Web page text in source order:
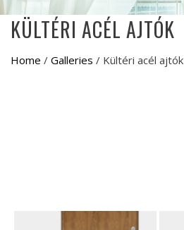
KÜLTÉRI ACÉL AJTÓK
Home / Galleries / Kültéri acél ajtók